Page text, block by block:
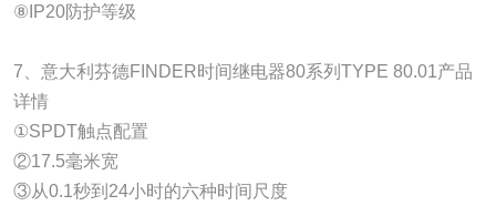
⑧IP20防护等级
7、意大利芬德FINDER时间继电器80系列TYPE 80.01产品
详情
①SPDT触点配置
②17.5毫米宽
③从0.1秒到24小时的六种时间尺度